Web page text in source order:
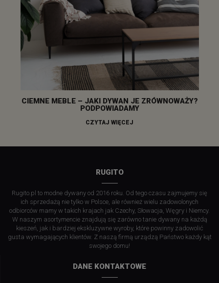
CIEMNE MEBLE – JAKI DYWAN JE ZRÓWNOWAŻY?
PODPOWIADAMY
CZYTAJ WIĘCEJ
RUGITO
Rugito.pl to modne dywany od 2016 roku. Od tego czasu zajmujemy się
ich sprzedażą nie tylko w Polsce, ale również wielu zadowolonych
odbiorców mamy w takich krajach jak Czechy, Słowacja, Węgry i Niemcy.
W naszym asortymencie znajdują się zarówno tanie dywany na każdą
kieszeń, jak i bardziej ekskluzywne wyroby, które powinny zadowolić
gusta wymagających klientów. Z naszą firmą urządzą Państwo każdy kąt
swojego domu!
DANE KONTAKTOWE